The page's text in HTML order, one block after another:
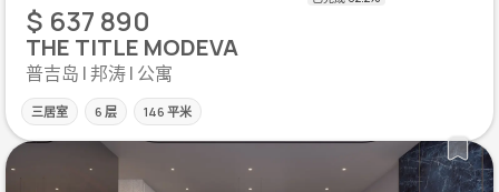
$ 637 890
THE TITLE MODEVA
普吉岛 | 邦涛 | 公寓
三居室 6 层 146 平米